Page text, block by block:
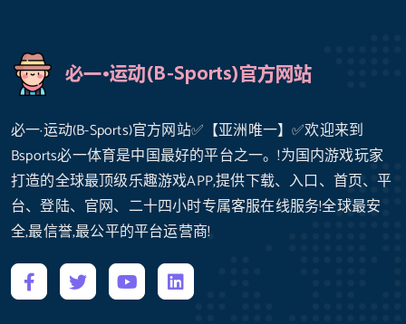
必一·运动(B-Sports)官方网站✅【亚洲唯一】✅欢迎来到
Bsports必一体育是中国最好的平台之一。!为国内游戏玩家
打造的全球最顶级乐趣游戏APP,提供下载、入口、首页、平
台、登陆、官网、二十四小时专属客服在线服务!全球最安
全,最信誉,最公平的平台运营商!